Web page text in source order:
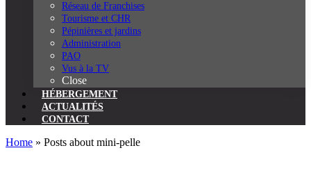
Réseau de Franchises
Tourisme et CHR
Pépinières et jardins
Administration
PAO
Vus à la TV
Close
HÉBERGEMENT
ACTUALITÉS
CONTACT
Home » Posts about mini-pelle